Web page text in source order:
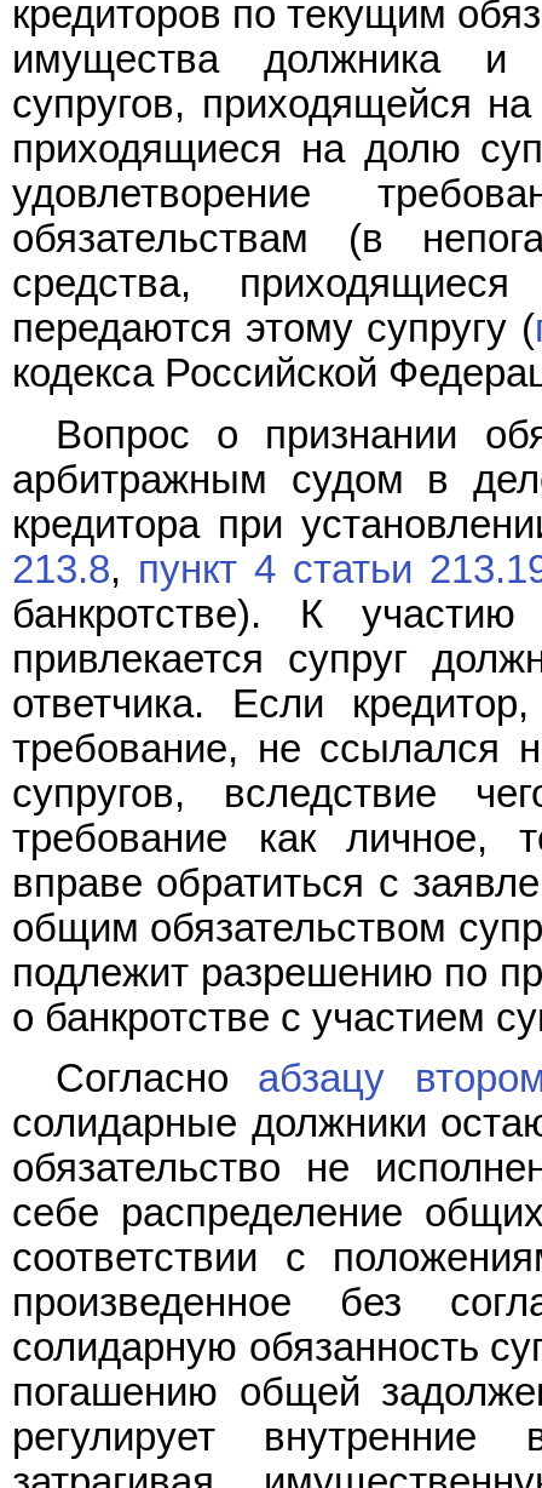
кредиторов по текущим
имущества должника и
супругов, приходящейся
приходящиеся на долю
удовлетворение
обязательствам (в
средства,
передаются этому супругу (
кодекса Российской
Вопрос о признании
арбитражным судом в
кредитора при
213.8, пункт 4 статьи
банкротстве). К
привлекается супруг
ответчика. Если
требование, не ссылался
супругов, вследствие
требование как личное,
вправе обратиться с
общим обязательством
подлежит разрешению по
о банкротстве с участием
Согласно абзацу
солидарные должники
обязательство не
себе распределение
соответствии с
произведенное без
солидарную обязанность
погашению общей
регулирует внутренние